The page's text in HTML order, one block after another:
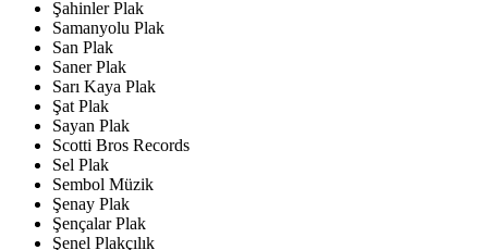
Şahinler Plak
Samanyolu Plak
San Plak
Saner Plak
Sarı Kaya Plak
Şat Plak
Sayan Plak
Scotti Bros Records
Sel Plak
Sembol Müzik
Şenay Plak
Şençalar Plak
Şenel Plakçılık